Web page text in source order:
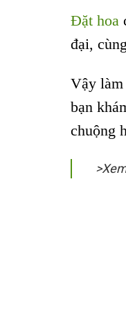
Đặt hoa
đại,
Vậy làm
bạn
chuộng